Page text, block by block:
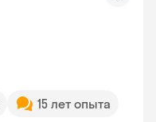
15 лет опыта